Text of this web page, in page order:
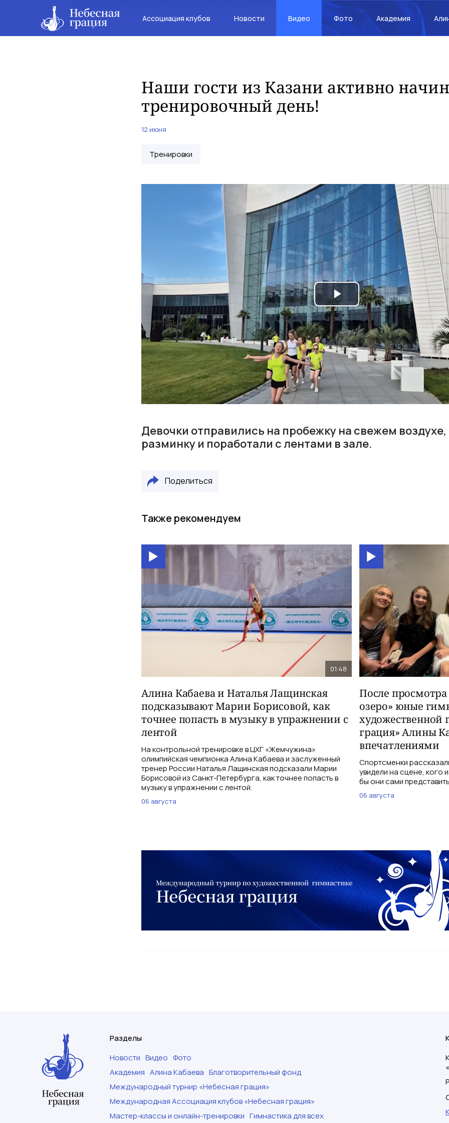
Ассоциация клубов Новости Видео Фото Академия
Наши гости из Казани активно
тренировочный день!
12 июня
Тренировки
Play
Video
Девочки отправились на пробежку на свежем
разминку и поработали с лентами в зале.
Поделиться
Также рекомендуем
01:48
Алина Кабаева и Наталья Лащинская
подсказывают Марии Борисовой, как
точнее попасть в музыку в упражнении с
лентой
На контрольной тренировке в ЦХГ «Жемчужина»
олимпийская чемпионка Алина Кабаева и заслуженный
тренер России Наталья Лащинская подсказали Марии
Борисовой из Санкт-Петербурга, как точнее попасть в
музыку в упражнении с лентой.
06 августа
После просмотра
озеро» юные
художественной
грация» Алины
впечатлениями
Спортсменки
увидели на сцене, кого
бы они сами
06 августа
Разделы
Новости Видео Фото
Академия Алина Кабаева Благотворительный фонд
Международный турнир «Небесная грация»
Международная Ассоциация клубов «Небесная грация»
Мастер-классы и онлайн-тренировки Гимнастика для всех